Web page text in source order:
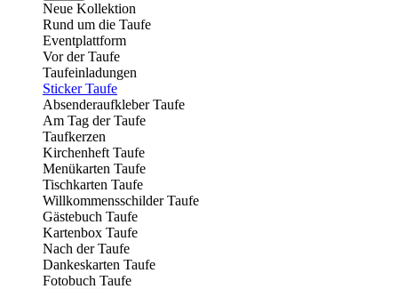
Neue Kollektion
Rund um die Taufe
Eventplattform
Vor der Taufe
Taufeinladungen
Sticker Taufe
Absenderaufkleber Taufe
Am Tag der Taufe
Taufkerzen
Kirchenheft Taufe
Menükarten Taufe
Tischkarten Taufe
Willkommensschilder Taufe
Gästebuch Taufe
Kartenbox Taufe
Nach der Taufe
Dankeskarten Taufe
Fotobuch Taufe